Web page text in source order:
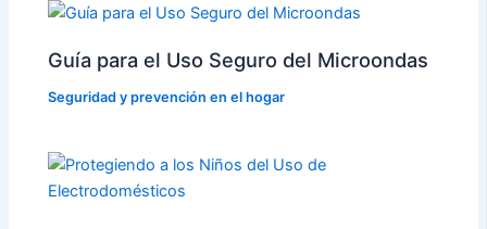
Guía para el Uso Seguro del Microondas
Seguridad y prevención en el hogar